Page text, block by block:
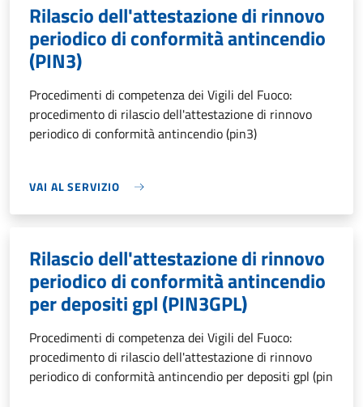
Rilascio dell'attestazione di rinnovo
periodico di conformità antincendio
(PIN3)
Procedimenti di competenza dei Vigili del Fuoco:
procedimento di rilascio dell'attestazione di rinnovo
periodico di conformità antincendio (pin3)
VAI AL SERVIZIO
Rilascio dell'attestazione di rinnovo
periodico di conformità antincendio
per depositi gpl (PIN3GPL)
Procedimenti di competenza dei Vigili del Fuoco:
procedimento di rilascio dell'attestazione di rinnovo
periodico di conformità antincendio per depositi gpl (pin